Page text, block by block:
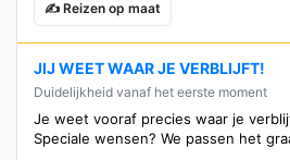
✍️ Reizen op maat
JIJ WEET WAAR JE VERBLIJFT!
Duidelijkheid vanaf het eerste moment
Je weet vooraf precies waar je
Speciale wensen? We passen het